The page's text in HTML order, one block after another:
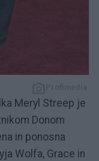
Meryl Streep je
Donom
in ponosna
Wolfa, Grace in